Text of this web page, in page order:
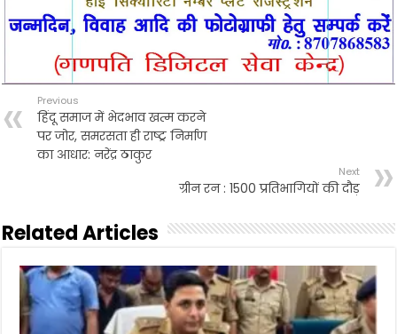
Previous
हिंदू समाज में भेदभाव खत्म करने
पर जोर, समरसता ही राष्ट्र निर्माण
का आधार: नरेंद्र ठाकुर
Next
ग्रीन रन : 1500 प्रतिभागियों की दौड़
Related Articles